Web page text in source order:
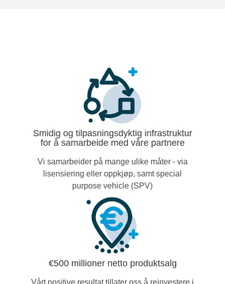
Smidig og tilpasningsdyktig infrastruktur
for å samarbeide med våre partnere
Vi samarbeider på mange ulike måter - via
lisensiering eller oppkjøp, samt special
purpose vehicle (SPV)
€500 millioner netto produktsalg